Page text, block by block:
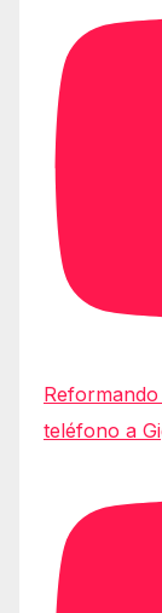
teléfono a